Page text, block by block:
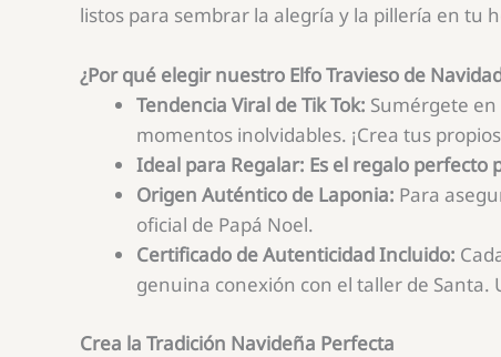
listos para sembrar la alegría y la pillería en tu
¿Por qué elegir nuestro Elfo Travieso de
Tendencia Viral de Tik Tok: Sumérgete
momentos inolvidables. ¡Crea tus
Ideal para Regalar: Es el regalo perfecto
Origen Auténtico de Laponia: Para
oficial de Papá Noel.
Certificado de Autenticidad Incluido:
genuina conexión con el taller de
Crea la Tradición Navideña Perfecta